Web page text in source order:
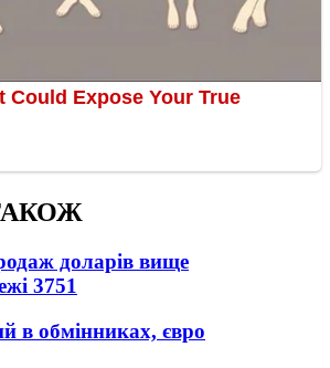
доларів вище
3751
в обмінниках, євро